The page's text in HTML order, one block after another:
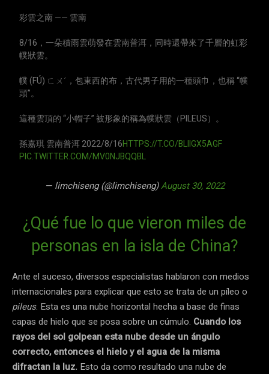
彩雲之南 —— 雲南
8/16，一朵積雨雲萌發在雲南普洱，同時還帶來了千層的虹彩
幞狀雲。
幞 (FÚ) ㄈㄨˊ，包東西的布，古代男子用的一種頭巾，也稱 “幞
頭”。
這種雲頂的 “小帽子” 被形象的稱為幞狀雲（PILEUS）。
孫嘉琪 雲南普洱 2022/8/16HTTPS://T.CO/BLIIGX5AGF
PIC.TWITTER.COM/MV0NJBQQBL
— limchiseng (@limchiseng)August 30, 2022
¿Qué fue lo que vieron miles de
personas en la isla de China?
Ante el suceso, diversos especialistas hablaron con medios
internacionales para explicar que esto se trata de un píleo o
pileus. Esta es una nube horizontal hecha a base de finas
capas de hielo que se posa sobre un cúmulo. Cuando los
rayos del sol golpean esta nube desde un ángulo
correcto, entonces el hielo y el agua de la misma
difractan la luz. Esto da como resultado una nube de